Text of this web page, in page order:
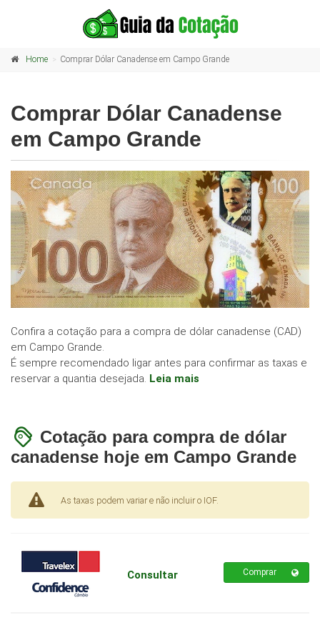
Home Comprar Dólar Canadense em Campo Grande
Comprar Dólar Canadense
em Campo Grande
Confira a cotação para a compra de dólar canadense (CAD)
em Campo Grande.
É sempre recomendado ligar antes para confirmar as taxas e
reservar a quantia desejada. Leia mais
Cotação para compra de dólar
canadense hoje em Campo Grande
As taxas podem variar e não incluir o IOF.
Consultar Comprar